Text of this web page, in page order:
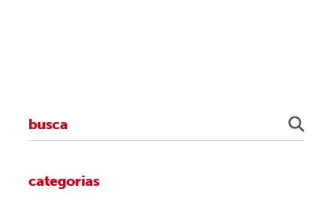
categorias